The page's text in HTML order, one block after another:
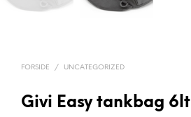
FORSIDE / UNCATEGORIZED
Givi Easy tankbag 6lt